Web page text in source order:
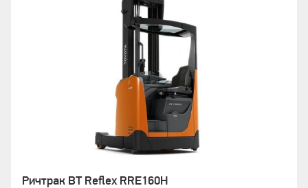
Ричтрак BT Reflex RRE160H